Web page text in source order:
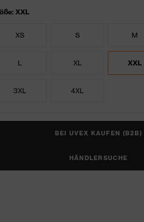
XXL
XS S M
L XL XXL
3XL 4XL
BEI UVEX KAUFEN (B2B)
HÄNDLERSUCHE